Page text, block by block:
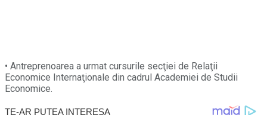
• Antreprenoarea a urmat cursurile secţiei de Relaţii
Economice Internaţionale din cadrul Academiei de Studii
Economice.